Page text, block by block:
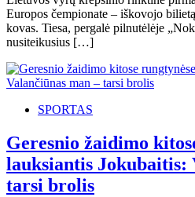
Europos čempionate – iškovojo
kovas. Tiesa, pergalė pilnutėlėje
nusiteikusius […]
SPORTAS
Geresnio žaidimo
lauksiantis Jokubaitis:
tarsi brolis